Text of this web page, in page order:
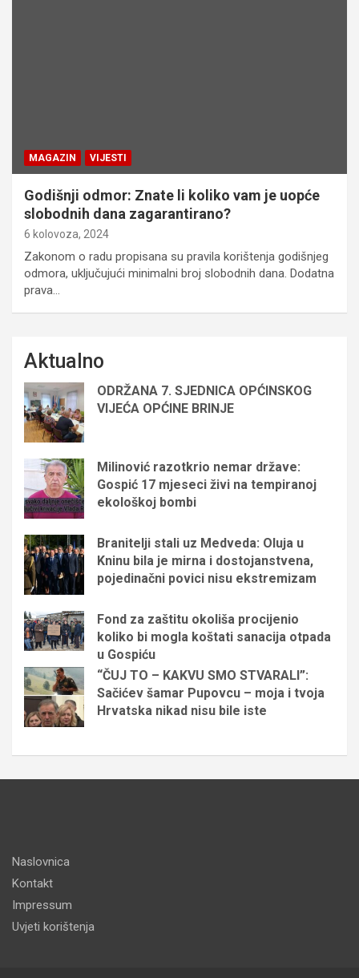
MAGAZIN VIJESTI
Godišnji odmor: Znate li koliko vam je uopće
slobodnih dana zagarantirano?
6 kolovoza, 2024
Zakonom o radu propisana su pravila korištenja godišnjeg
odmora, uključujući minimalni broj slobodnih dana. Dodatna
prava…
Aktualno
ODRŽANA 7. SJEDNICA OPĆINSKOG
VIJEĆA OPĆINE BRINJE
Milinović razotkrio nemar države:
Gospić 17 mjeseci živi na tempiranoj
ekološkoj bombi
Branitelji stali uz Medveda: Oluja u
Kninu bila je mirna i dostojanstvena,
pojedinačni povici nisu ekstremizam
Fond za zaštitu okoliša procijenio
koliko bi mogla koštati sanacija otpada
u Gospiću
“ČUJ TO – KAKVU SMO STVARALI”:
Sačićev šamar Pupovcu – moja i tvoja
Hrvatska nikad nisu bile iste
Naslovnica
Kontakt
Impressum
Uvjeti korištenja